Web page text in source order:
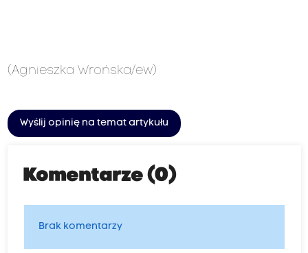
(Agnieszka Wrońska/ew)
Wyślij opinię na temat artykułu
Komentarze (0)
Brak komentarzy